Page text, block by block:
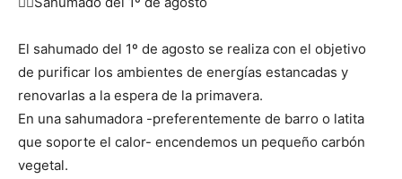
El sahumado del 1º de agosto se realiza con el objetivo
de purificar los ambientes de energías estancadas y
renovarlas a la espera de la primavera.
En una sahumadora -preferentemente de barro o latita
que soporte el calor- encendemos un pequeño carbón
vegetal.